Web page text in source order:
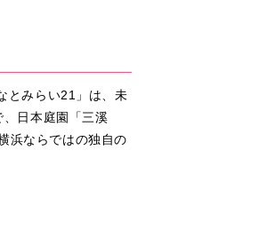
とみらい21」は、未
日本庭園「三溪
浜ならではの独自の